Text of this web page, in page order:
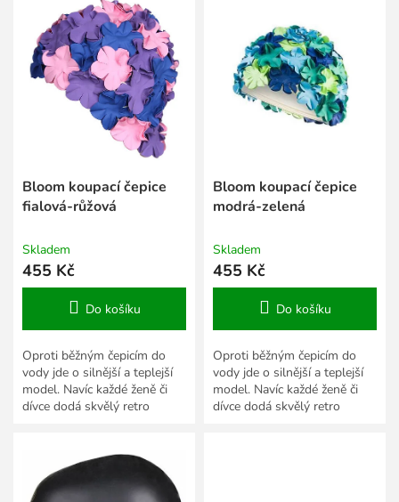
Bloom koupací čepice
fialová-růžová
Skladem
455 Kč
Do košíku
Oproti běžným čepicím do
vody jde o silnější a teplejší
model. Navíc každé ženě či
dívce dodá skvělý retro
Bloom koupací čepice
modrá-zelená
Skladem
455 Kč
Do košíku
Oproti běžným čepicím do
vody jde o silnější a teplejší
model. Navíc každé ženě či
dívce dodá skvělý retro